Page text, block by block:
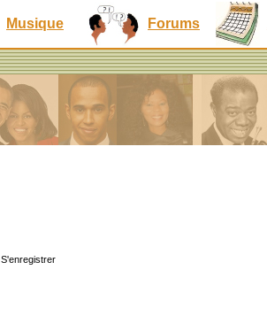
Musique Forums
S'enregistrer